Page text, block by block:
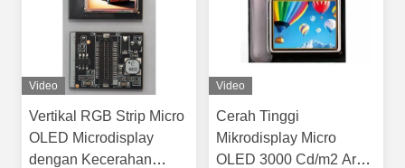
Video
Vertikal RGB Strip Micro
OLED Microdisplay
dengan Kecerahan
Video
Cerah Tinggi
Mikrodisplay Micro
OLED 3000 Cd/m2 Area